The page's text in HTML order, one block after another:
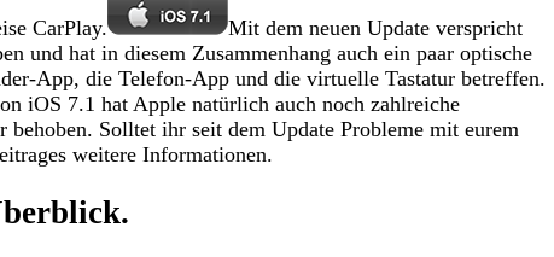
CarPlay.
Mit dem neuen Update verspricht
und hat in diesem Zusammenhang auch ein paar optische
App, die Telefon-App und die virtuelle Tastatur betreffen.
iOS 7.1 hat Apple natürlich auch noch zahlreiche
behoben. Solltet ihr seit dem Update Probleme mit eurem
weitere Informationen.